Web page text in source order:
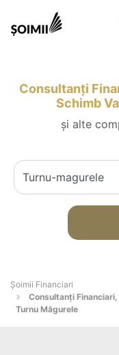
Consultanți
Schimb
și alte
Șoimii Financiari
Consultanți
Turnu Măgurele